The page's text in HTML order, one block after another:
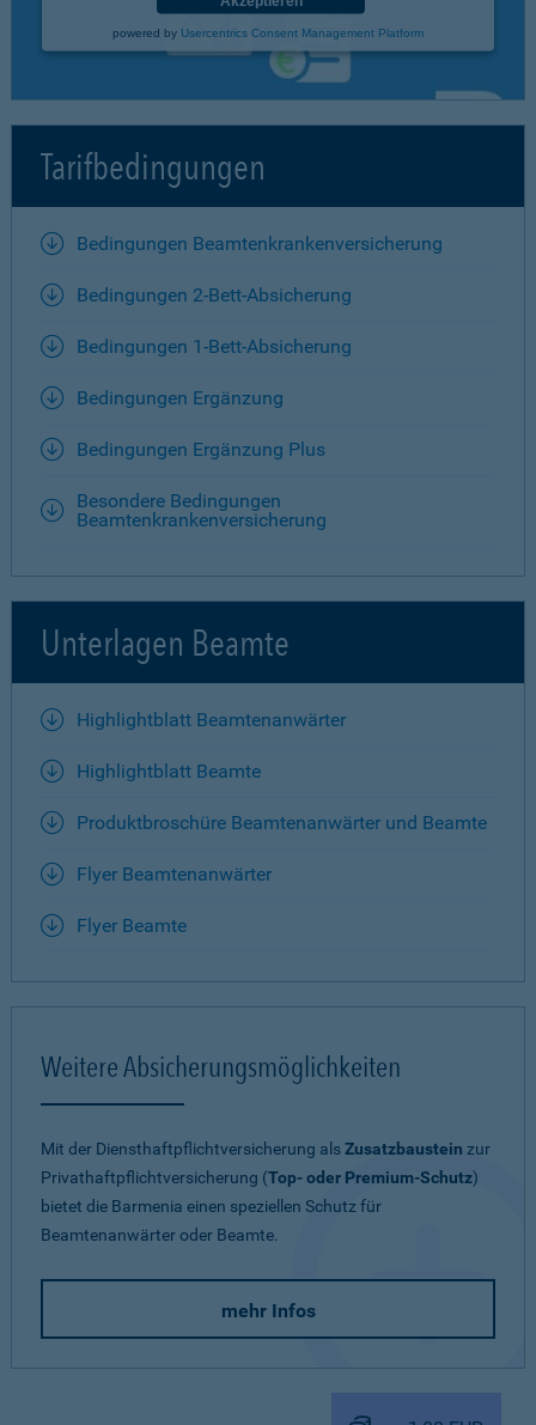
powered by Usercentrics Consent Management Platform
Tarifbedingungen
Bedingungen Beamtenkrankenversicherung
Bedingungen 2-Bett-Absicherung
Bedingungen 1-Bett-Absicherung
Bedingungen Ergänzung
Bedingungen Ergänzung Plus
Besondere Bedingungen
Beamtenkrankenversicherung
Unterlagen Beamte
Highlightblatt Beamtenanwärter
Highlightblatt Beamte
Produktbroschüre Beamtenanwärter und Beamte
Flyer Beamtenanwärter
Flyer Beamte
Weitere Absicherungsmöglichkeiten
Mit der Diensthaftpflichtversicherung alsZusatzbaustein zur
Privathaftpflichtversicherung (Top- oder Premium-Schutz)
bietet die Barmenia einen speziellen Schutz für
Beamtenanwärter oder Beamte.
mehr Infos